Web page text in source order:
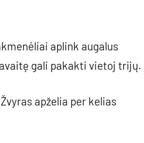
aplink augalus
gali pakakti vietoj trijų.
apželia per kelias